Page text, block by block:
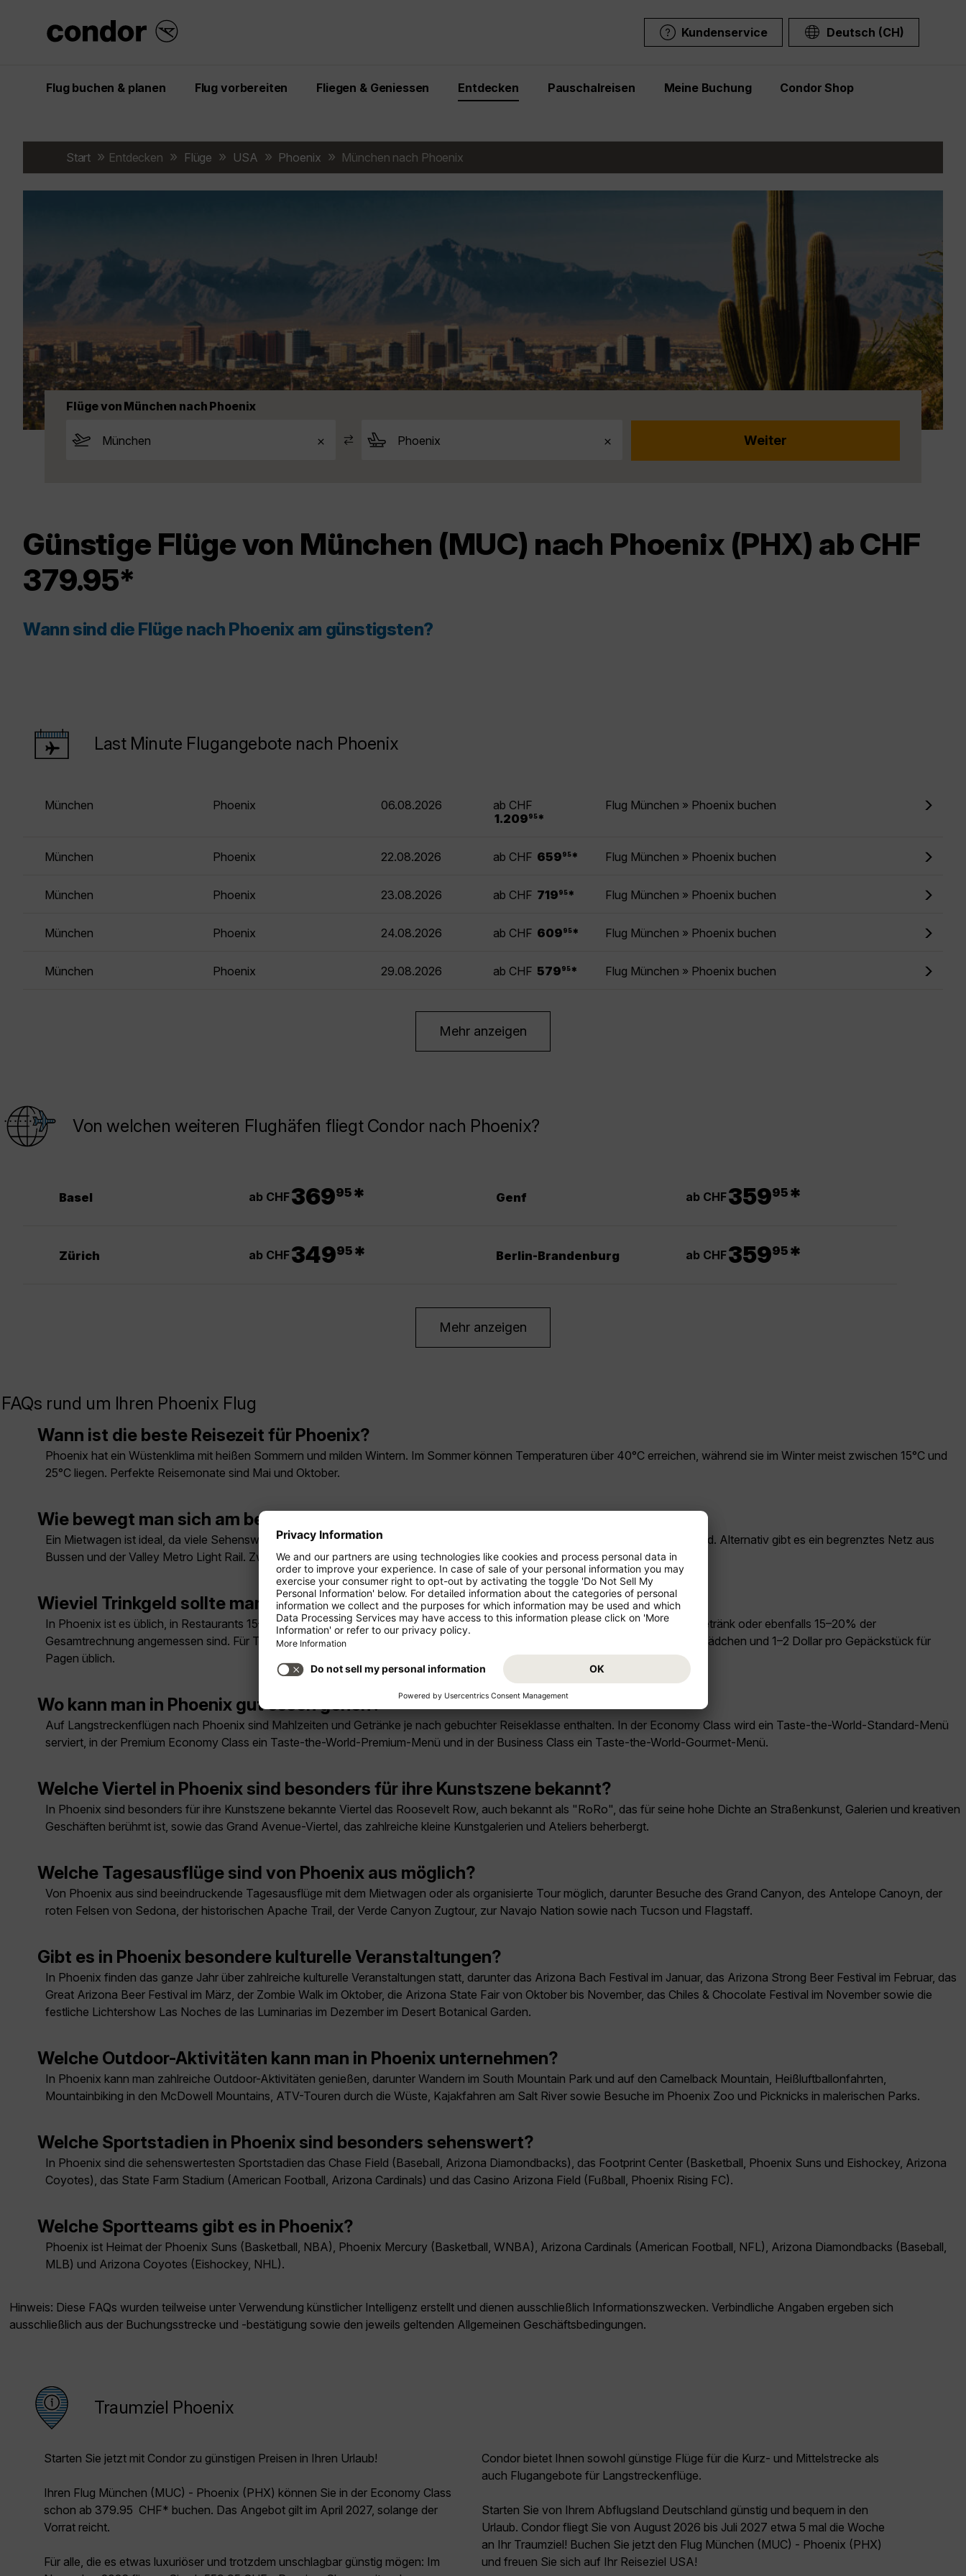
Kundenservice Deutsch (CH)
Flug buchen & planen Flug vorbereiten Fliegen & Geniessen Entdecken Pauschalreisen Meine Buchung Condor Shop
Start Entdecken Flüge USA Phoenix München nach Phoenix
Flüge von München nach Phoenix
Günstige Flüge von München (MUC) nach Phoenix (PHX) ab CHF
379.95*
Wann sind die Flüge nach Phoenix am günstigsten?
Last Minute Flugangebote nach Phoenix
München Phoenix 06.08.2026
ab CHF
1.209 95 *
Flug München » Phoenix buchen
München Phoenix 22.08.2026 ab CHF 659 95 * Flug München » Phoenix buchen
München Phoenix 23.08.2026 ab CHF 719 95 * Flug München » Phoenix buchen
München Phoenix 24.08.2026 ab CHF 609 95 * Flug München » Phoenix buchen
München Phoenix 29.08.2026 ab CHF 579 95 * Flug München » Phoenix buchen
Mehr anzeigen
Von welchen weiteren Flughäfen fliegt Condor nach Phoenix?
Basel ab CHF36995 * Genf ab CHF35995 *
Zürich ab CHF34995 * Berlin-Brandenburg ab CHF35995 *
Mehr anzeigen
FAQs rund um Ihren Phoenix Flug
Wann ist die beste Reisezeit für Phoenix?
Phoenix hat ein Wüstenklima mit heißen Sommern und milden Wintern. Im Sommer können Temperaturen über 40°C erreichen, während sie im Winter meist zwischen 15°C und
25°C liegen. Perfekte Reisemonate sind Mai und Oktober.
Wie bewegt man sich am besten in Phoenix fort?
Ein Mietwagen ist ideal, da viele Sehenswürdigkeiten und Ausflugsziele nur schwer mit öffentlichen Verkehrsmitteln erreichbar sind. Alternativ gibt es ein begrenztes Netz aus
Bussen und der Valley Metro Light Rail. Zwischen dem Flughafen und der Stadt verkehrt der kostenlose PHX Sky Train.
Wieviel Trinkgeld sollte man in Phoenix geben?
In Phoenix ist es üblich, in Restaurants 15–20% des Rechnungsbetrags als Trinkgeld zu geben, während in Bars 1–2 Dollar pro Getränk oder ebenfalls 15–20% der
Gesamtrechnung angemessen sind. Für Taxis und Fahrdienste sind 15–20%, für Hotelpersonal 2–5 Dollar pro Nacht für Zimmermädchen und 1–2 Dollar pro Gepäckstück für
Pagen üblich.
Wo kann man in Phoenix gut essen gehen?
Auf Langstreckenflügen nach Phoenix sind Mahlzeiten und Getränke je nach gebuchter Reiseklasse enthalten. In der Economy Class wird ein Taste-the-World-Standard-Menü
serviert, in der Premium Economy Class ein Taste-the-World-Premium-Menü und in der Business Class ein Taste-the-World-Gourmet-Menü.
Welche Viertel in Phoenix sind besonders für ihre Kunstszene bekannt?
In Phoenix sind besonders für ihre Kunstszene bekannte Viertel das Roosevelt Row, auch bekannt als "RoRo", das für seine hohe Dichte an Straßenkunst, Galerien und kreativen
Geschäften berühmt ist, sowie das Grand Avenue-Viertel, das zahlreiche kleine Kunstgalerien und Ateliers beherbergt.
Welche Tagesausflüge sind von Phoenix aus möglich?
Von Phoenix aus sind beeindruckende Tagesausflüge mit dem Mietwagen oder als organisierte Tour möglich, darunter Besuche des Grand Canyon, des Antelope Canoyn, der
roten Felsen von Sedona, der historischen Apache Trail, der Verde Canyon Zugtour, zur Navajo Nation sowie nach Tucson und Flagstaff.
Gibt es in Phoenix besondere kulturelle Veranstaltungen?
In Phoenix finden das ganze Jahr über zahlreiche kulturelle Veranstaltungen statt, darunter das Arizona Bach Festival im Januar, das Arizona Strong Beer Festival im Februar, das
Great Arizona Beer Festival im März, der Zombie Walk im Oktober, die Arizona State Fair von Oktober bis November, das Chiles & Chocolate Festival im November sowie die
festliche Lichtershow Las Noches de las Luminarias im Dezember im Desert Botanical Garden.
Welche Outdoor-Aktivitäten kann man in Phoenix unternehmen?
In Phoenix kann man zahlreiche Outdoor-Aktivitäten genießen, darunter Wandern im South Mountain Park und auf den Camelback Mountain, Heißluftballonfahrten,
Mountainbiking in den McDowell Mountains, ATV-Touren durch die Wüste, Kajakfahren am Salt River sowie Besuche im Phoenix Zoo und Picknicks in malerischen Parks.
Welche Sportstadien in Phoenix sind besonders sehenswert?
In Phoenix sind die sehenswertesten Sportstadien das Chase Field (Baseball, Arizona Diamondbacks), das Footprint Center (Basketball, Phoenix Suns und Eishockey, Arizona
Coyotes), das State Farm Stadium (American Football, Arizona Cardinals) und das Casino Arizona Field (Fußball, Phoenix Rising FC).
Welche Sportteams gibt es in Phoenix?
Phoenix ist Heimat der Phoenix Suns (Basketball, NBA), Phoenix Mercury (Basketball, WNBA), Arizona Cardinals (American Football, NFL), Arizona Diamondbacks (Baseball,
MLB) und Arizona Coyotes (Eishockey, NHL).
Hinweis: Diese FAQs wurden teilweise unter Verwendung künstlicher Intelligenz erstellt und dienen ausschließlich Informationszwecken. Verbindliche Angaben ergeben sich
ausschließlich aus der Buchungsstrecke und -bestätigung sowie den jeweils geltenden Allgemeinen Geschäftsbedingungen.
Traumziel Phoenix
Starten Sie jetzt mit Condor zu günstigen Preisen in Ihren Urlaub!
Ihren Flug München (MUC) - Phoenix (PHX) können Sie in der Economy Class
schon ab 379.95 CHF* buchen. Das Angebot gilt im April 2027, solange der
Vorrat reicht.
Für alle, die es etwas luxuriöser und trotzdem unschlagbar günstig mögen: Im
Condor bietet Ihnen sowohl günstige Flüge für die Kurz- und Mittelstrecke als
auch Flugangebote für Langstreckenflüge.
Starten Sie von Ihrem Abflugsland Deutschland günstig und bequem in den
Urlaub. Condor fliegt Sie von August 2026 bis Juli 2027 etwa 5 mal die Woche
an Ihr Traumziel! Buchen Sie jetzt den Flug München (MUC) - Phoenix (PHX)
und freuen Sie sich auf Ihr Reiseziel USA!